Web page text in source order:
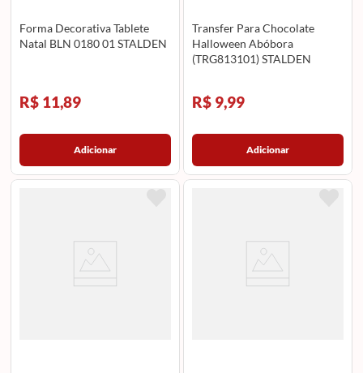
Forma Decorativa Tablete
Natal BLN 0180 01 STALDEN
R$ 11,89
Adicionar
Transfer Para Chocolate
Halloween Abóbora
(TRG813101) STALDEN
R$ 9,99
Adicionar